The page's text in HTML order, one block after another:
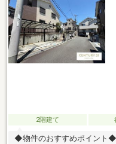
します ━━━━━・・・物件
わせください。
2階建て
◆物件のおすすめポイント◆